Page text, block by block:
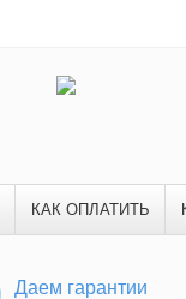
КАК ОПЛАТИТЬ
Даем гарантии